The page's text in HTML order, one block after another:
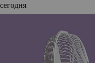
сегодня